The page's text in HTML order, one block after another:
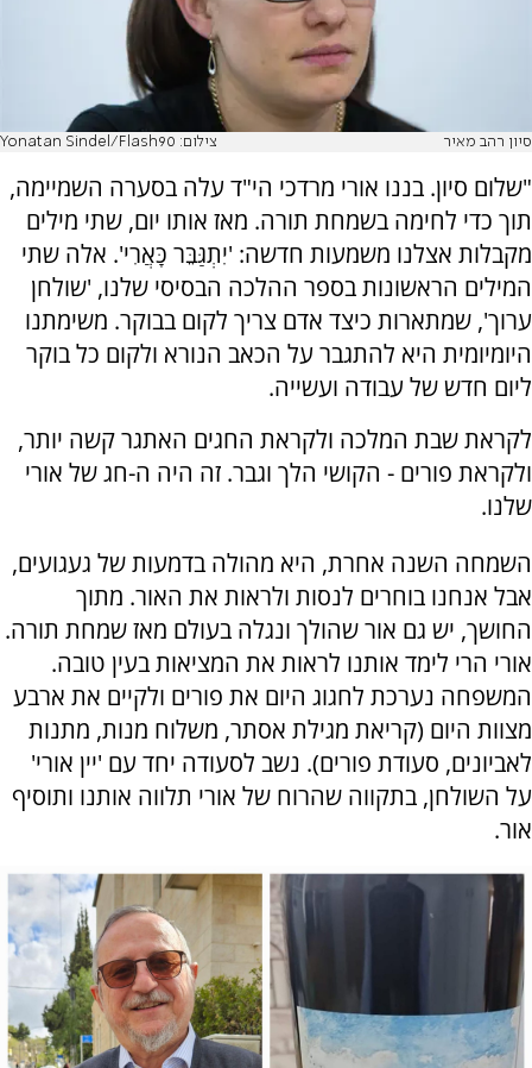
סיון רהב מאיר צילום: Yonatan Sindel/Flash90
"שלום סיון. בננו אורי מרדכי הי"ד עלה בסערה השמיימה,
תוך כדי לחימה בשמחת תורה. מאז אותו יום, שתי מילים
מקבלות אצלנו משמעות חדשה: 'יִתְגַּבֵּר כָּאֲרִי'. אלה שתי
המילים הראשונות בספר ההלכה הבסיסי שלנו, 'שולחן
ערוך', שמתארות כיצד אדם צריך לקום בבוקר. משימתנו
היומיומית היא להתגבר על הכאב הנורא ולקום כל בוקר
ליום חדש של עבודה ועשייה.
לקראת שבת המלכה ולקראת החגים האתגר קשה יותר,
ולקראת פורים - הקושי הלך וגבר. זה היה ה-חג של אורי
שלנו.
השמחה השנה אחרת, היא מהולה בדמעות של געגועים,
אבל אנחנו בוחרים לנסות ולראות את האור. מתוך
החושך, יש גם אור שהולך ונגלה בעולם מאז שמחת תורה.
אורי הרי לימד אותנו לראות את המציאות בעין טובה.
המשפחה נערכת לחגוג היום את פורים ולקיים את ארבע
מצוות היום (קריאת מגילת אסתר, משלוח מנות, מתנות
לאביונים, סעודת פורים). נשב לסעודה יחד עם 'יין אורי'
על השולחן, בתקווה שהרוח של אורי תלווה אותנו ותוסיף
אור.